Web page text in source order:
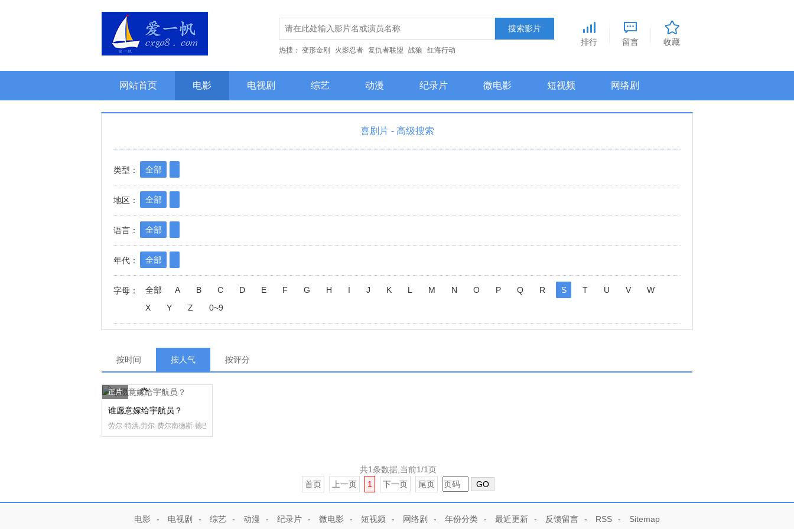
热搜： 变形金刚 火影忍者 复仇者联盟 战狼 红海行动
排行 留言 收藏
网站首页 电影 电视剧 综艺 动漫 纪录片 微电影 短视频 网络剧
年份分类 专题 会员
最近更新
喜剧片 - 高级搜索
类型： 全部
地区： 全部
语言： 全部
年代： 全部
字母： 全部 A B C D E F G H I J K L M N O P Q R S T U V
W
X
Y Z 0~9
按时间 按人气 按评分
谁愿意嫁给宇航员？
劳尔·特洪,劳尔·费尔南德斯·德巴勃罗,亚历杭德罗·诺斯,Sabrina,Praga,Lluïsa,Mallol
正片
共1条数据,当前1/1页
首页
上一页 1 下一页 尾页 GO
电影 - 电视剧 - 综艺 - 动漫 - 纪录片 - 微电影 - 短视频 - 网络剧 - 年份分类 - 最近更新 - 反馈留言 - RSS - Sitemap